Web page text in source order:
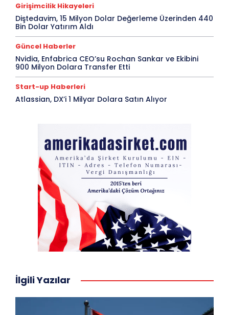
Girişimcilik Hikayeleri
Diştedavim, 15 Milyon Dolar Değerleme Üzerinden 440
Bin Dolar Yatırım Aldı
Güncel Haberler
Nvidia, Enfabrica CEO’su Rochan Sankar ve Ekibini
900 Milyon Dolara Transfer Etti
Start-up Haberleri
Atlassian, DX’i 1 Milyar Dolara Satın Alıyor
İlgili Yazılar